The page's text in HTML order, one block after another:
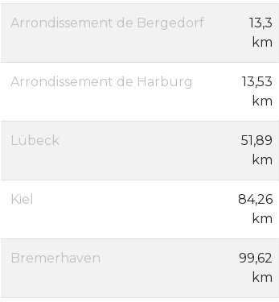
Arrondissement de Bergedorf
13,3
km
Arrondissement de Harburg
13,53
km
Lübeck
51,89
km
Kiel
84,26
km
Bremerhaven
99,62
km